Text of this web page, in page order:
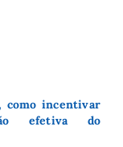
como incentivar
efetiva do